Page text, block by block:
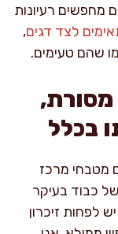
מחפשים רעיונות
לצד דגים,
שהם טעימים.
מסורת,
בכלל
מטבחי מרכז
כבוד בעיקר
לפחות זיכרון